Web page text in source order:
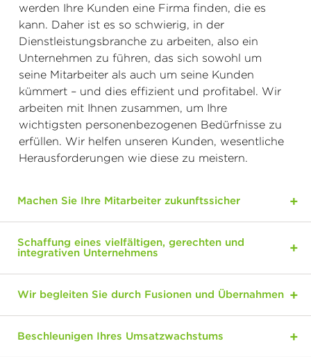
werden Ihre Kunden eine Firma finden, die es
kann. Daher ist es so schwierig, in der
Dienstleistungsbranche zu arbeiten, also ein
Unternehmen zu führen, das sich sowohl um
seine Mitarbeiter als auch um seine Kunden
kümmert – und dies effizient und profitabel. Wir
arbeiten mit Ihnen zusammen, um Ihre
wichtigsten personenbezogenen Bedürfnisse zu
erfüllen. Wir helfen unseren Kunden, wesentliche
Herausforderungen wie diese zu meistern.
Machen Sie Ihre Mitarbeiter zukunftssicher
Schaffung eines vielfältigen, gerechten und
integrativen Unternehmens
Wir begleiten Sie durch Fusionen und Übernahmen
Beschleunigen Ihres Umsatzwachstums